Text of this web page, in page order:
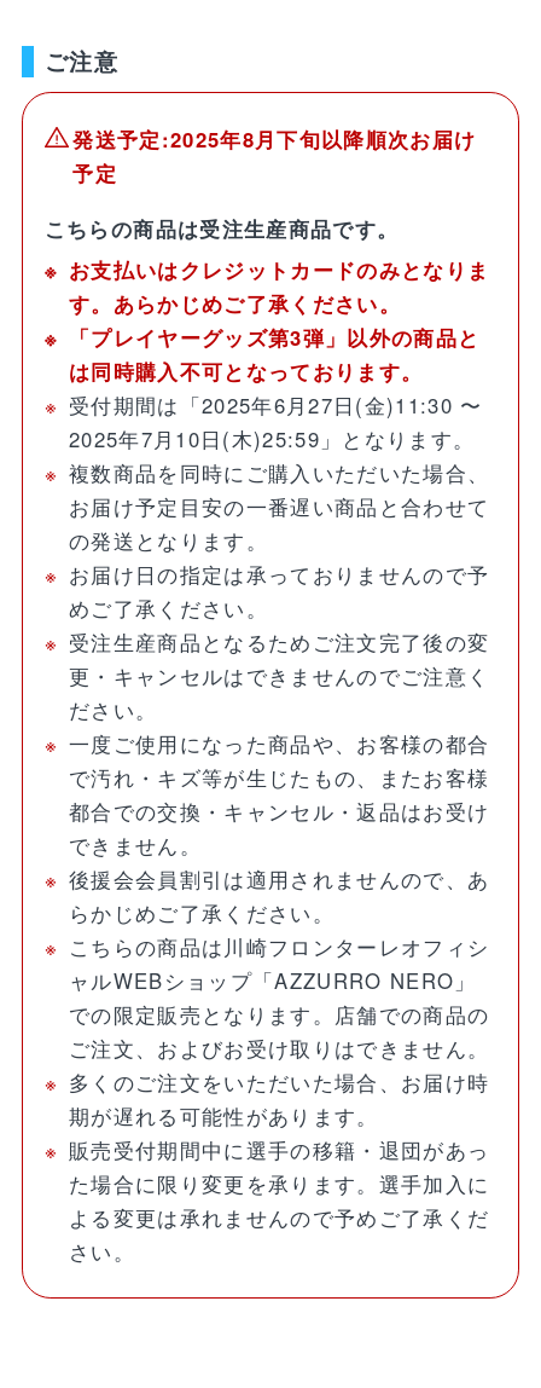
レイングッズ
生活雑貨(ホーム&キッチン)
文具・ステーショナリー
その他
書籍
ご利用ガイド
お知らせ
プライバシーポリシー
ご注意
発送予定:2025年8月下旬以降順次お届け
予定
こちらの商品は受注生産商品です。
お支払いはクレジットカードのみとなりま
す。あらかじめご了承ください。
「プレイヤーグッズ第3弾」以外の商品と
は同時購入不可となっております。
受付期間は「2025年6月27日(金)11:30 〜
2025年7月10日(木)25:59」となります。
複数商品を同時にご購入いただいた場合、
お届け予定目安の一番遅い商品と合わせて
の発送となります。
お届け日の指定は承っておりませんので予
めご了承ください。
受注生産商品となるためご注文完了後の変
更・キャンセルはできませんのでご注意く
ださい。
一度ご使用になった商品や、お客様の都合
で汚れ・キズ等が生じたもの、またお客様
都合での交換・キャンセル・返品はお受け
できません。
後援会会員割引は適用されませんので、あ
らかじめご了承ください。
こちらの商品は川崎フロンターレオフィシ
ャルWEBショップ「AZZURRO NERO」
での限定販売となります。店舗での商品の
ご注文、およびお受け取りはできません。
多くのご注文をいただいた場合、お届け時
期が遅れる可能性があります。
販売受付期間中に選手の移籍・退団があっ
た場合に限り変更を承ります。選手加入に
よる変更は承れませんので予めご了承くだ
さい。